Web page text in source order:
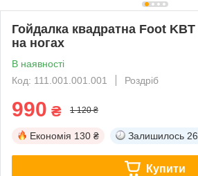
Гойдалка квадратна Foot
на ногах
В наявності
Код: 111.001.001.001
Роздріб
990 ₴ 1 120 ₴
Економія 130 ₴ Залишилось
Купити